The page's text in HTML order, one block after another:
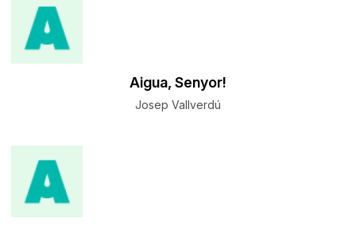
Aigua, Senyor!
Josep Vallverdú